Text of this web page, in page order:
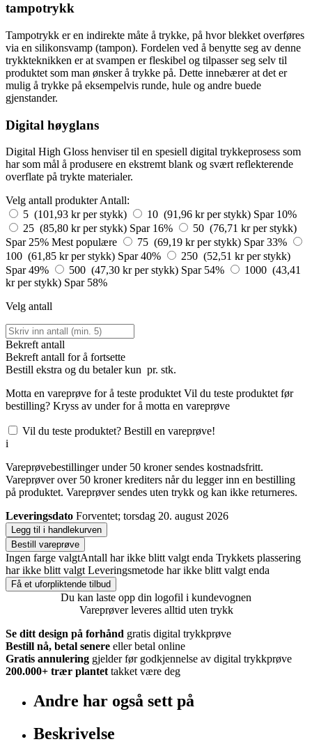
tampotrykk
Tampotrykk er en indirekte måte å trykke, på hvor blekket overføres
via en silikonsvamp (tampon). Fordelen ved å benytte seg av denne
trykkteknikken er at svampen er fleskibel og tilpasser seg selv til
produktet som man ønsker å trykke på. Dette innebærer at det er
mulig å trykke på eksempelvis runde, hule og andre buede
gjenstander.
Digital høyglans
Digital High Gloss henviser til en spesiell digital trykkeprosess som
har som mål å produsere en ekstremt blank og svært reflekterende
overflate på trykte materialer.
Velg antall produkter Antall:
5 (101,93 kr per stykk)
10 (91,96 kr per stykk) Spar 10%
25 (85,80 kr per stykk) Spar 16%
50 (76,71 kr per stykk)
Spar 25% Mest populære 75 (69,19 kr per stykk) Spar 33%
100 (61,85 kr per stykk) Spar 40%
250 (52,51 kr per stykk)
Spar 49%
500 (47,30 kr per stykk) Spar 54%
1000 (43,41
kr per stykk) Spar 58%
Velg antall
Bekreft antall
Bekreft antall for å fortsette
Bestill ekstra og du betaler kun pr. stk.
Motta en vareprøve for å teste produktet Vil du teste produktet før
bestilling? Kryss av under for å motta en vareprøve
Vil du teste produktet? Bestill en vareprøve!
i
Vareprøvebestillinger under 50 kroner sendes kostnadsfritt.
Vareprøver over 50 kroner krediters når du legger inn en bestilling
på produktet. Vareprøver sendes uten trykk og kan ikke returneres.
Leveringsdato Forventet; torsdag 20. august 2026
Legg til i handlekurven
Bestill vareprøve
Ingen farge valgtAntall har ikke blitt valgt enda Trykkets plassering
har ikke blitt valgt Leveringsmetode har ikke blitt valgt enda
Få et uforpliktende tilbud
Du kan laste opp din logofil i kundevognen
Vareprøver leveres alltid uten trykk
Se ditt design på forhånd gratis digital trykkprøve
Bestill nå, betal senere eller betal online
Gratis annulering gjelder før godkjennelse av digital trykkprøve
200.000+ trær plantet takket være deg
Andre har også sett på
Beskrivelse